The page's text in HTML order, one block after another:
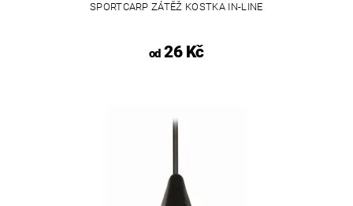
SPORTCARP ZÁTĚŽ KOSTKA IN-LINE
od26 Kč